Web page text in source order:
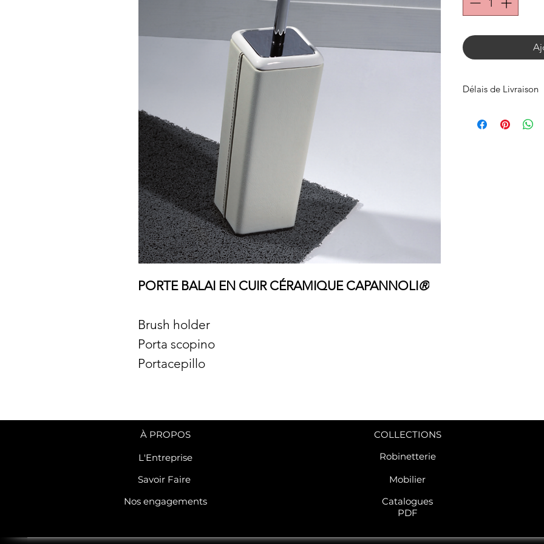
PORTE BALAI EN CUIR CÉRAMIQUE CAPANNOLI®
Brush holder
Porta scopino
Portacepillo
Délais de Livraison
À PROPOS
L'Entreprise
Savoir Faire
Nos engagements
COLLECTIONS
Robinetterie
Mobilier
Catalogues
PDF